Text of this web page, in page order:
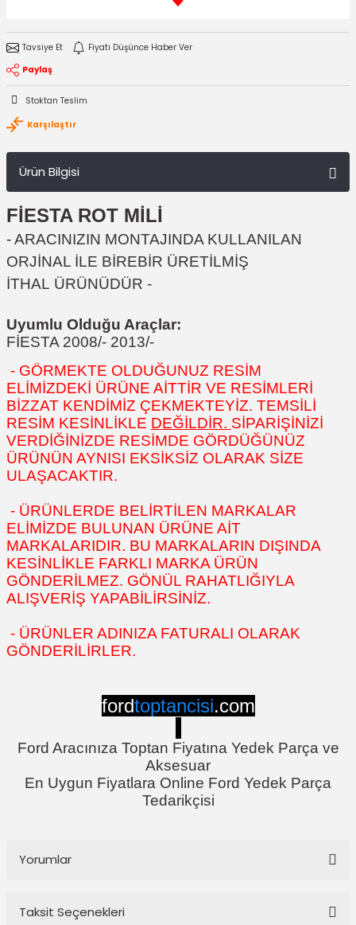
Tavsiye Et
Fiyatı Düşünce Haber Ver
Paylaş
Stoktan Teslim
Karşılaştır
Ürün Bilgisi
FİESTA ROT MİLİ
- ARACINIZIN MONTAJINDA KULLANILAN
ORJİNAL İLE BİREBİR ÜRETİLMİŞ
İTHAL ÜRÜNÜDÜR -
Uyumlu Olduğu Araçlar:
FİESTA 2008/- 2013/-
- GÖRMEKTE OLDUĞUNUZ RESİM
ELİMİZDEKİ ÜRÜNE AİTTİR VE RESİMLERİ
BİZZAT KENDİMİZ ÇEKMEKTEYİZ. TEMSİLİ
RESİM KESİNLİKLE DEĞİLDİR. SİPARİŞİNİZİ
VERDİĞİNİZDE RESİMDE GÖRDÜĞÜNÜZ
ÜRÜNÜN AYNISI EKSİKSİZ OLARAK SİZE
ULAŞACAKTIR.
- ÜRÜNLERDE BELİRTİLEN MARKALAR
ELİMİZDE BULUNAN ÜRÜNE AİT
MARKALARIDIR. BU MARKALARIN DIŞINDA
KESİNLİKLE FARKLI MARKA ÜRÜN
GÖNDERİLMEZ. GÖNÜL RAHATLIĞIYLA
ALIŞVERİŞ YAPABİLİRSİNİZ.
- ÜRÜNLER ADINIZA FATURALI OLARAK
GÖNDERİLİRLER.
fordtoptancisi.com
Ford Aracınıza Toptan Fiyatına Yedek Parça ve
Aksesuar
En Uygun Fiyatlara Online Ford Yedek Parça
Tedarikçisi
Yorumlar
Taksit Seçenekleri